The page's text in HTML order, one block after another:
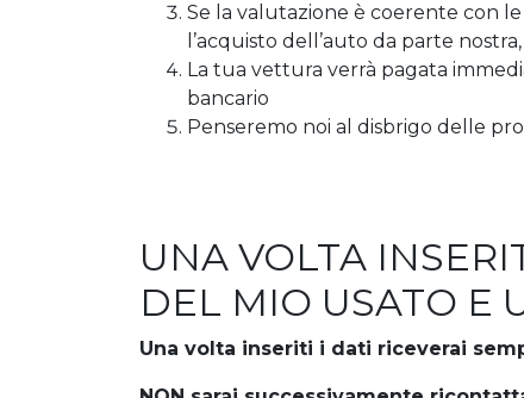
Se la valutazione è coerente con
l’acquisto dell’auto da parte
La tua vettura verrà pagata
bancario
Penseremo noi al disbrigo delle
UNA VOLTA
DEL MIO USATO E
Una volta inseriti i dati riceverai